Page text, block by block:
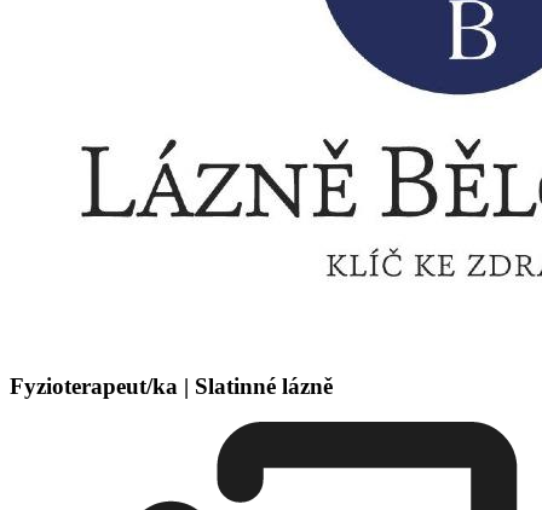
Fyzioterapeut/ka | Slatinné lázně